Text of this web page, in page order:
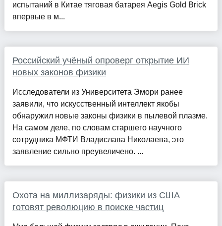
испытаний в Китае тяговая батарея Aegis Gold Brick
впервые в м...
Российский учёный опроверг открытие ИИ
новых законов физики
Исследователи из Университета Эмори ранее
заявили, что искусственный интеллект якобы
обнаружил новые законы физики в пылевой плазме.
На самом деле, по словам старшего научного
сотрудника МФТИ Владислава Николаева, это
заявление сильно преувеличено. ...
Охота на миллизаряды: физики из США
готовят революцию в поиске частиц